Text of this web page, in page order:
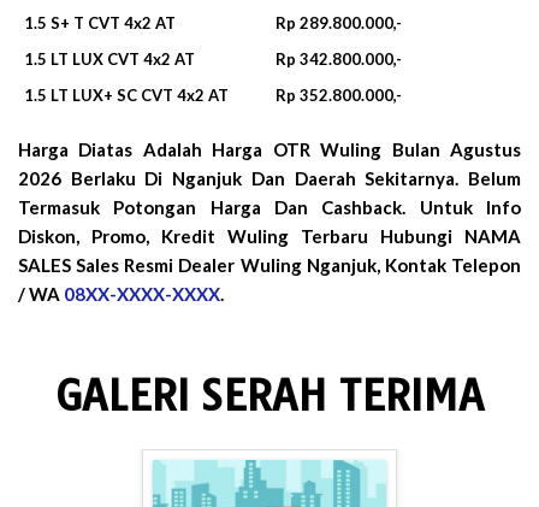
1.5 S+ T CVT 4x2 AT
Rp 289.800.000,-
1.5 LT LUX CVT 4x2 AT
Rp 342.800.000,-
1.5 LT LUX+ SC CVT 4x2 AT
Rp 352.800.000,-
Harga Diatas Adalah Harga OTR Wuling Bulan Agustus
2026 Berlaku Di Nganjuk Dan Daerah Sekitarnya. Belum
Termasuk Potongan Harga Dan Cashback. Untuk Info
Diskon, Promo, Kredit Wuling Terbaru Hubungi NAMA
SALES Sales Resmi Dealer Wuling Nganjuk, Kontak Telepon
/ WA 08XX-XXXX-XXXX.
GALERI SERAH TERIMA